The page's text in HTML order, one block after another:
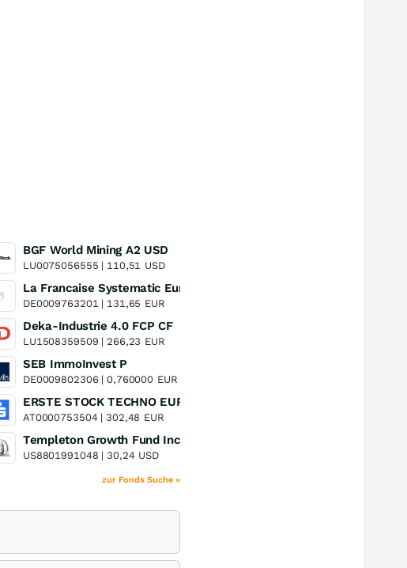
BGF World Mining A2 USD
LU0075056555 | 110,51 USD
DE0009763201 | 131,65 EUR
Deka-Industrie 4.0 FCP CF
LU1508359509 | 266,23 EUR
SEB ImmoInvest P
DE0009802306 |0,760000 EUR
AT0000753504 | 302,48 EUR
Templeton Growth Fund Inc A
US8801991048 | 30,24 USD
zur Fonds Suche »